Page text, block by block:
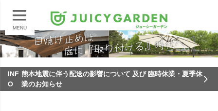
MENU
INF
O
熊本地震に伴う配送の影響について 及び 臨時休業・夏季休
業のお知らせ